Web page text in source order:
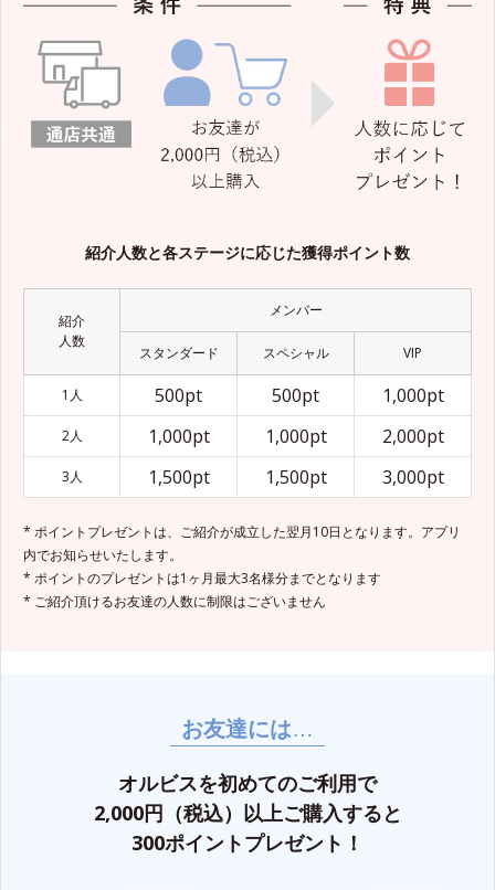
紹介人数と各ステージに応じた獲得ポイント数
紹介
人数
メンバー
スタンダード スペシャル VIP
1人 500pt 500pt 1,000pt
2人 1,000pt 1,000pt 2,000pt
3人 1,500pt 1,500pt 3,000pt
* ポイントプレゼントは、ご紹介が成立した翌月10日となります。アプリ
内でお知らせいたします。
* ポイントのプレゼントは1ヶ月最大3名様分までとなります
* ご紹介頂けるお友達の人数に制限はございません
お友達には…
オルビスを初めてのご利用で
2,000円（税込）以上ご購入すると
300ポイントプレゼント！